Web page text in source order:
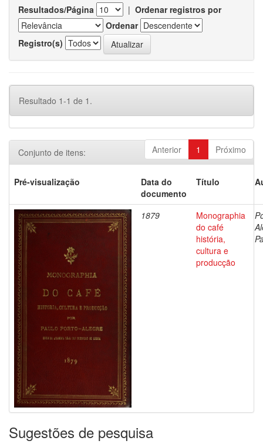
Resultados/Página | Ordenar registros por
Ordenar
Registro(s)
Resultado 1-1 de 1.
Anterior 1 Próximo
Conjunto de itens:
Pré-visualização
Data do
documento
Título
1879
Monographia
do café
história,
cultura e
producção
Sugestões de pesquisa